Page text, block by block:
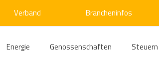
Verband Brancheninfos
Energie Genossenschaften Steuern